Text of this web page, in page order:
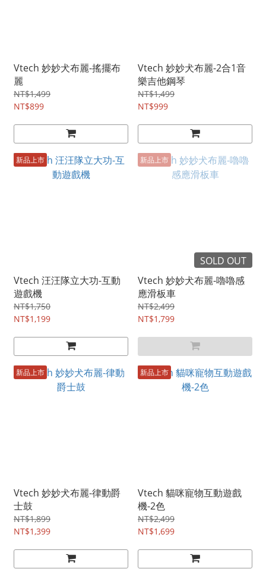
Vtech 妙妙犬布麗-搖擺布
麗
NT$1,499
NT$899
Vtech 妙妙犬布麗-2合1音
樂吉他鋼琴
NT$1,499
NT$999
新品上市
Vtech 汪汪隊立大功-互動
遊戲機
NT$1,750
NT$1,199
新品上市
SOLD OUT
Vtech 妙妙犬布麗-嚕嚕感
應滑板車
NT$2,499
NT$1,799
新品上市
Vtech 妙妙犬布麗-律動爵
士鼓
NT$1,899
NT$1,399
新品上市
Vtech 貓咪寵物互動遊戲
機-2色
NT$2,499
NT$1,699